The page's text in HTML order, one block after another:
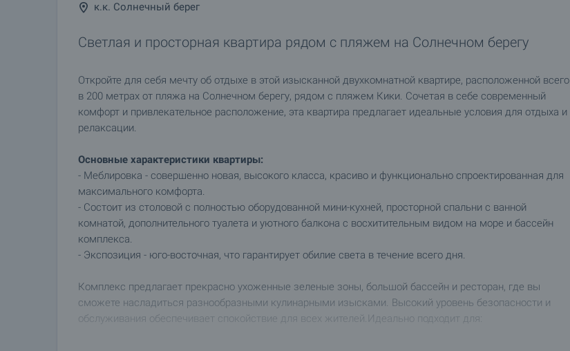
к.к. Солнечный берег
Светлая и просторная квартира рядом с пляжем на Солнечном берегу
Откройте для себя мечту об отдыхе в этой изысканной двухкомнатной квартире, расположенной всего
в 200 метрах от пляжа на Солнечном берегу, рядом с пляжем Кики. Сочетая в себе современный
комфорт и привлекательное расположение, эта квартира предлагает идеальные условия для отдыха и
релаксации.
Основные характеристики квартиры:
- Меблировка - совершенно новая, высокого класса, красиво и функционально спроектированная для
максимального комфорта.
- Состоит из столовой с полностью оборудованной мини-кухней, просторной спальни с ванной
комнатой, дополнительного туалета и уютного балкона с восхитительным видом на море и бассейн
комплекса.
- Экспозиция - юго-восточная, что гарантирует обилие света в течение всего дня.
Комплекс предлагает прекрасно ухоженные зеленые зоны, большой бассейн и ресторан, где вы
сможете насладиться разнообразными кулинарными изысками. Высокий уровень безопасности и
обслуживания обеспечивает спокойствие для всех жителей.Идеально подходит для: